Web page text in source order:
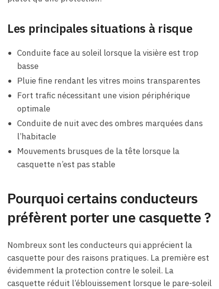
Les principales situations à risque
Conduite face au soleil lorsque la visière est trop
basse
Pluie fine rendant les vitres moins transparentes
Fort trafic nécessitant une vision périphérique
optimale
Conduite de nuit avec des ombres marquées dans
l’habitacle
Mouvements brusques de la tête lorsque la
casquette n’est pas stable
Pourquoi certains conducteurs
préfèrent porter une casquette ?
Nombreux sont les conducteurs qui apprécient la
casquette pour des raisons pratiques. La première est
évidemment la protection contre le soleil. La
casquette réduit l’éblouissement lorsque le pare-soleil